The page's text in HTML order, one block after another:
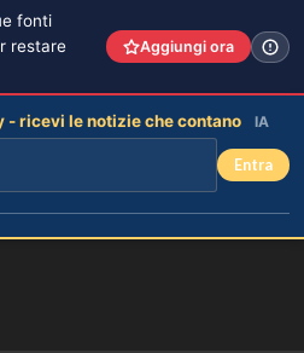
fonti
restare
Aggiungi ora
- ricevi le notizie che contano IA
Entra